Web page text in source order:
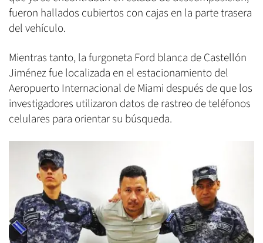
fueron hallados cubiertos con cajas en la parte trasera
del vehículo.
Mientras tanto, la furgoneta Ford blanca de Castellón
Jiménez fue localizada en el estacionamiento del
Aeropuerto Internacional de Miami después de que los
investigadores utilizaron datos de rastreo de teléfonos
celulares para orientar su búsqueda.